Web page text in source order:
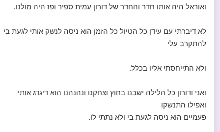
ואוראל היה אותו חדר והחדר של דורון עמית ספיר ופז היה מולנו.
לא דיברתי עם עידן כל הטיול כל הזמן הוא ניסה לנשק אותי לגעת בי
להתקרב עלי
ולא התייחסתי אליו בכלל.
ואני ודורון כל הלילה ישבנו בחוץ וצחקנו ונהנהנו הוא דיגדג אותי
ואפילו התנשקו
פעמיים הוא ניסה לגעת בי ולא נתתי לו.